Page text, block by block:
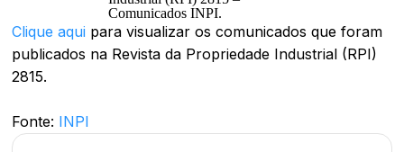
Clique aquipara visualizar os comunicados que foram
publicados na Revista da Propriedade Industrial (RPI)
2815.
Fonte: INPI